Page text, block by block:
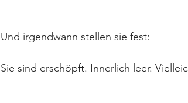
Und irgendwann stellen sie fest:
Sie sind erschöpft. Innerlich leer.